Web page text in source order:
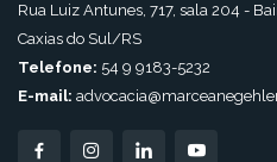
Rua Luiz Antunes, 717, sala 204 -
Caxias do Sul/RS
Telefone: 54 9 9183-5232
E-mail: